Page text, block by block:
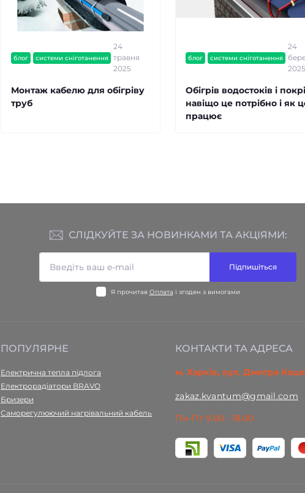
блог системи сніготанення
24
травня
2025
Монтаж кабелю для обігріву
труб
блог системи сніготанення
24
2025
Обігрів водостоків і
навіщо це потрібно і як
працює
СЛІДКУЙТЕ ЗА НОВИНКАМИ ТА АКЦІЯМИ:
Підпишіться
Я прочитав Оплата і згоден з вимогами
ПОПУЛЯРНЕ
Електрична тепла підлога
Електрорадіатори BRAVO
Бризери
Саморегулюючий нагрівальний кабель
КОНТАКТИ ТА АДРЕСА
м. Харків, вул. Дмитра
zakaz.kvantum@gmail.com
Пн-Пт 9.00 - 18.00